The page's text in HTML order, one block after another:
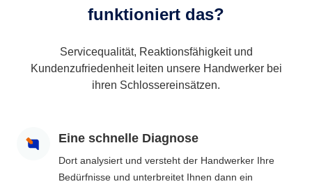
funktioniert das?
Servicequalität, Reaktionsfähigkeit und
Kundenzufriedenheit leiten unsere Handwerker bei
ihren Schlossereinsätzen.
Eine schnelle Diagnose
Dort analysiert und versteht der Handwerker Ihre
Bedürfnisse und unterbreitet Ihnen dann ein